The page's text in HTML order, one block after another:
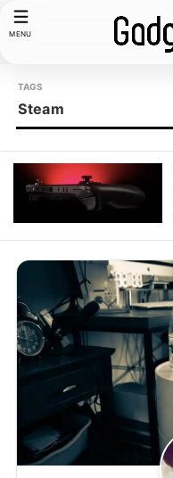
MENU
Steam